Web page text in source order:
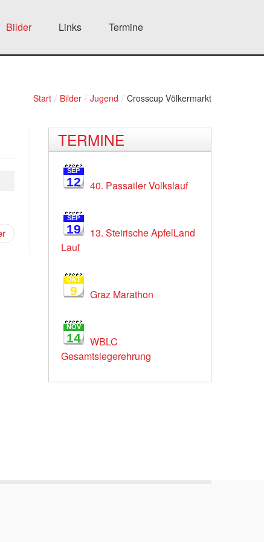
Bilder Links Termine
Start / Bilder / Jugend / Crosscup Völkermarkt
TERMINE
SEP
12 40. Passailer Volkslauf
SEP
19
13. Steirische ApfelLand
Lauf
OKT
9 Graz Marathon
NOV
14
WBLC
Gesamtsiegerehrung